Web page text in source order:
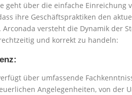
geht über die einfache
ihre Geschäftspraktiken den
Arconada versteht die Dynamik der
und korrekt zu handeln:
über umfassende
Angelegenheiten, von der